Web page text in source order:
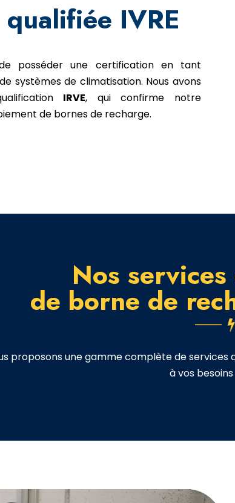
IVRE
posséder une certification en tant
systèmes de climatisation. Nous avons
IRVE, qui confirme notre
de bornes de recharge.
Nos
de borne de
proposons une gamme complète de
à vos